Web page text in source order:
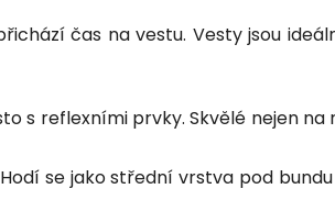
čas na vestu. Vesty jsou
s reflexními prvky. Skvělé nejen
se jako střední vrstva pod